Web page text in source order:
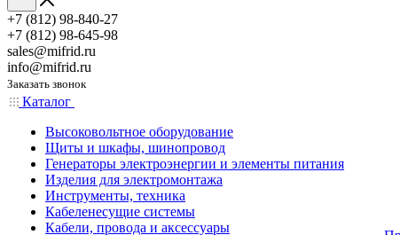
+7 (812) 98-840-27
+7 (812) 98-645-98
sales@mifrid.ru
info@mifrid.ru
Заказать звонок
Каталог
Высоковольтное оборудование
Щиты и шкафы, шинопровод
Генераторы электроэнергии и элементы питания
Изделия для электромонтажа
Инструменты, техника
Кабеленесущие системы
Кабели, провода и аксессуары